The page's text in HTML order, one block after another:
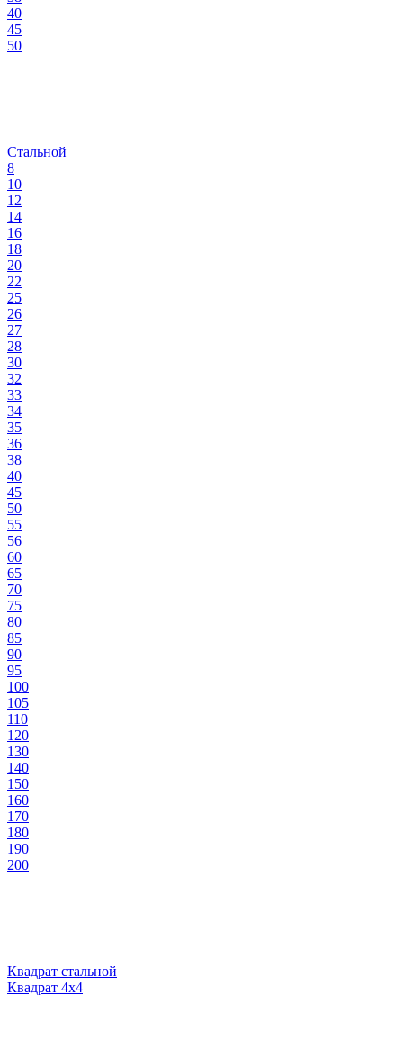
40
45
50
Стальной
8
10
12
14
16
18
20
22
25
26
27
28
30
32
33
34
35
36
38
40
45
50
55
56
60
65
70
75
80
85
90
95
100
105
110
120
130
140
150
160
170
180
190
200
Квадрат стальной
Квадрат 4х4